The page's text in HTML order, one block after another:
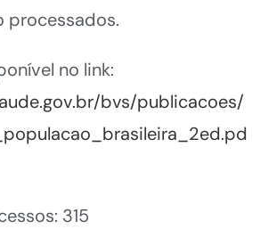
processados.
no link:
bvs/publicacoes/
315